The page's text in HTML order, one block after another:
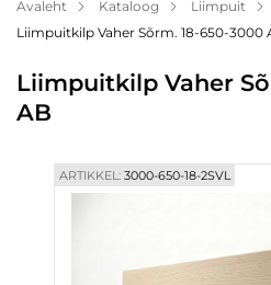
Makse
Blogi
Avaleht Kataloog Liimpuit
Liimpuitkilp Vaher Sõrm. 18-650-3000
Liimpuitkilp Vaher
AB
ARTIKKEL:3000-650-18-2SVL